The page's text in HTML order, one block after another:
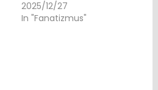
2025/12/27
In "Fanatizmus"